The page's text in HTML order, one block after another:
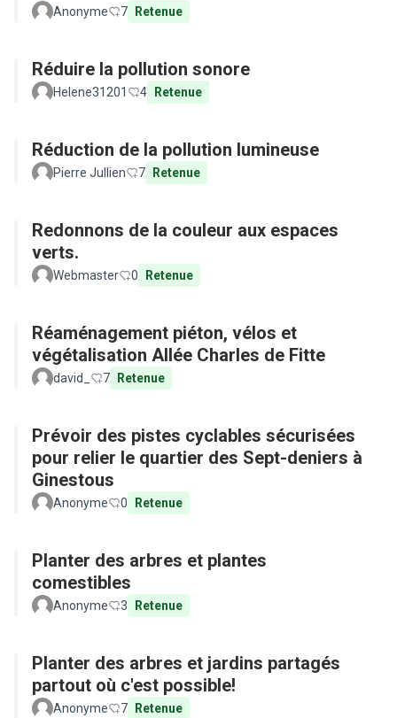
Anonyme 7 Retenue
Réduire la pollution sonore
Helene31201 4 Retenue
Réduction de la pollution lumineuse
Pierre Jullien 7 Retenue
Redonnons de la couleur aux espaces
verts.
Webmaster 0 Retenue
Réaménagement piéton, vélos et
végétalisation Allée Charles de Fitte
david_ 7 Retenue
Prévoir des pistes cyclables sécurisées
pour relier le quartier des Sept-deniers à
Ginestous
Anonyme 0 Retenue
Planter des arbres et plantes
comestibles
Anonyme 3 Retenue
Planter des arbres et jardins partagés
partout où c'est possible!
Anonyme 7 Retenue